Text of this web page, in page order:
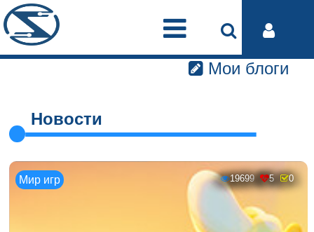
Мои блоги
Новости
Мир игр 19699 5 0